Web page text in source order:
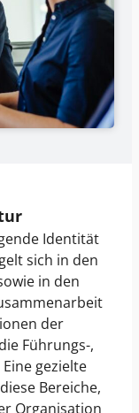
Identität
sich in den
in den
der
Führungs-,
gezielte
Bereiche,
Organisation